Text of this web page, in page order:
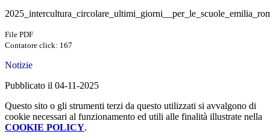
File PDF
Contatore click: 167
Notizie
Pubblicato il 04-11-2025
Questo sito o gli strumenti terzi da questo utilizzati si avvalgono di
cookie necessari al funzionamento ed utili alle finalità illustrate nella
COOKIE POLICY.